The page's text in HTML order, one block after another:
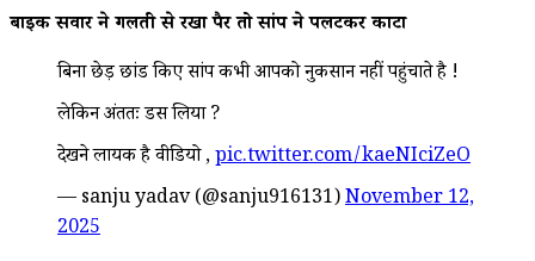
बाइक सवार ने गलती से रखा पैर तो सांप ने पलटकर काटा
बिना छेड़ छांड किए सांप कभी आपको नुकसान नहीं पहुंचाते है !
लेकिन अंततः डस लिया ?
देखने लायक है वीडियो ,pic.twitter.com/kaeNIciZeO
— sanju yadav (@sanju916131)November 12,
2025